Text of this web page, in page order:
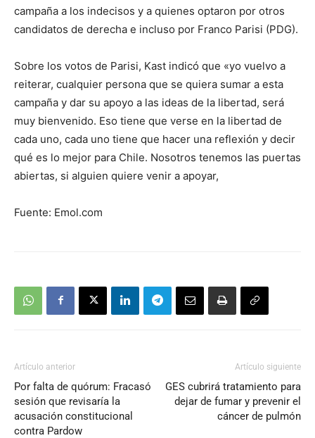
campaña a los indecisos y a quienes optaron por otros
candidatos de derecha e incluso por Franco Parisi (PDG).
Sobre los votos de Parisi, Kast indicó que «yo vuelvo a
reiterar, cualquier persona que se quiera sumar a esta
campaña y dar su apoyo a las ideas de la libertad, será
muy bienvenido. Eso tiene que verse en la libertad de
cada uno, cada uno tiene que hacer una reflexión y decir
qué es lo mejor para Chile. Nosotros tenemos las puertas
abiertas, si alguien quiere venir a apoyar,
Fuente: Emol.com
Artículo anterior
Por falta de quórum: Fracasó
sesión que revisaría la
acusación constitucional
contra Pardow
Artículo siguiente
GES cubrirá tratamiento para
dejar de fumar y prevenir el
cáncer de pulmón